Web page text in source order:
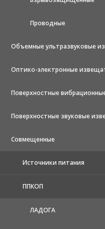
Проводные
Объемные ультразвуковые
Оптико-электронные
Поверхностные
Поверхностные звуковые
Совмещенные
Источники питания
ППКОП
ЛАДОГА